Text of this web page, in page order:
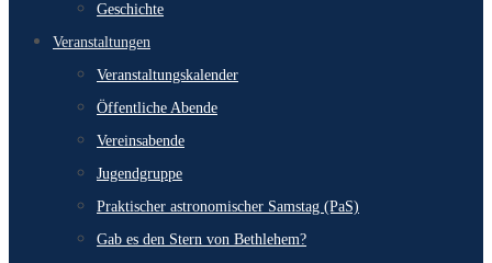
Geschichte
Veranstaltungen
Veranstaltungskalender
Öffentliche Abende
Vereinsabende
Jugendgruppe
Praktischer astronomischer Samstag (PaS)
Gab es den Stern von Bethlehem?